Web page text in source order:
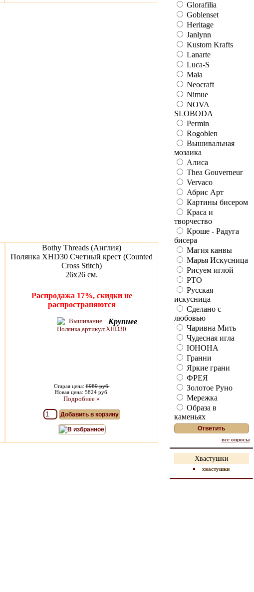
Bothy Threads (Англия)
Полянка XHD30 Счетный крест (Counted
Cross Stitch)
26х26 см.
Распродажа 17%, скидки не
распространяются
Крупнее
Старая цена:6989 руб.
Новая цена: 5824 руб.
Подробнее »
Добавить в корзину
В избранное
Glorafilia
Goblenset
Heritage
Janlynn
Kustom Krafts
Lanarte
Luca-S
Maia
Neocraft
Nimue
NOVA
SLOBODA
Permin
Rogoblen
Вышивальная
мозаика
Алиса
Thea Gouverneur
Vervaco
Абрис Арт
Картины бисером
Краса и
творчество
Кроше - Радуга
бисера
Магия канвы
Марья Искусница
Рисуем иглой
РТО
Русская
искусница
Сделано с
любовью
Чаривна Мить
Чудесная игла
ЮНОНА
Гранни
Яркие грани
ФРЕЯ
Золотое Руно
Мережка
Образа в
каменьях
все опросы
Хвастушки
хвастушки